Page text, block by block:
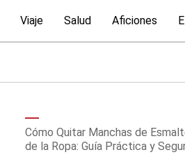
Viaje Salud Aficiones
Cómo Quitar Manchas de
de la Ropa: Guía Práctica y